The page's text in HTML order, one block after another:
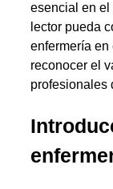
esencial en el
lector pueda
enfermería
reconocer el
profesionales